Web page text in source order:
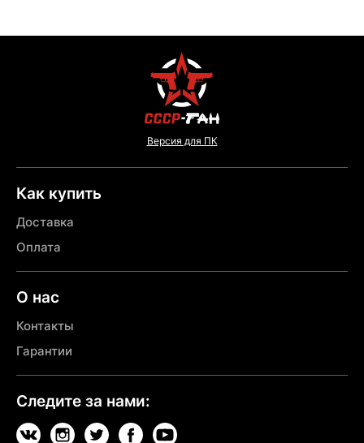
Версия для ПК
Как купить
Доставка
Оплата
О нас
Контакты
Гарантии
Следите за нами: